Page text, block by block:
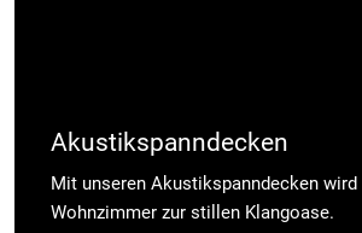
Akustikspanndecken
Mit unseren Akustikspanndecken wird
Wohnzimmer zur stillen Klangoase.